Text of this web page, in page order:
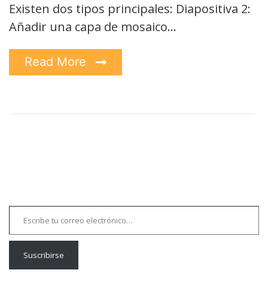
Existen dos tipos principales: Diapositiva 2:
Añadir una capa de mosaico…
Read More
Escribe tu correo electrónico…
Suscribirse